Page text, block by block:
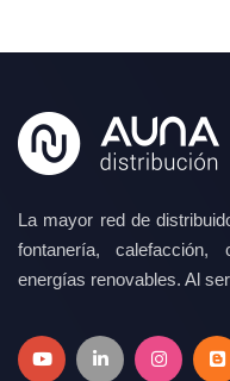
La mayor red de
fontanería, calefacción,
energías renovables. Al